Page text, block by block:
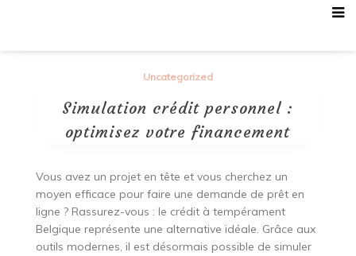
Uncategorized
Simulation crédit personnel :
optimisez votre financement
Vous avez un projet en tête et vous cherchez un
moyen efficace pour faire une demande de prêt en
ligne ? Rassurez-vous : le crédit à tempérament
Belgique représente une alternative idéale. Grâce aux
outils modernes, il est désormais possible de simuler